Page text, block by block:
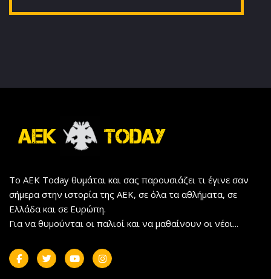
Το AEK Today θυμάται και σας παρουσιάζει τι έγινε σαν
σήμερα στην ιστορία της ΑΕΚ, σε όλα τα αθλήματα, σε
Ελλάδα και σε Ευρώπη.
Για να θυμούνται οι παλιοί και να μαθαίνουν οι νέοι...